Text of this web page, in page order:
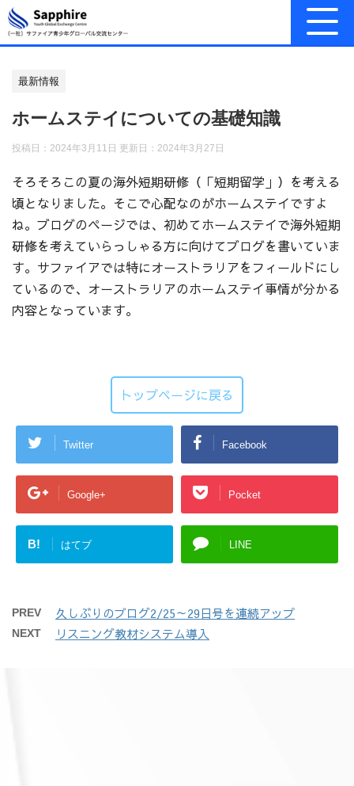
最新情報
ホームステイについての基礎知識
投稿日：2024年3月11日 更新日： 2024年3月27日
そろそろこの夏の海外短期研修（「短期留学」）を考える
頃となりました。そこで心配なのがホームステイですよ
ね。ブログのページでは、初めてホームステイで海外短期
研修を考えていらっしゃる方に向けてブログを書いていま
す。サファイアでは特にオーストラリアをフィールドにし
ているので、オーストラリアのホームステイ事情が分かる
内容となっています。
トップページに戻る
Twitter Facebook
Google+ Pocket
B! はてブ LINE
PREV 久しぶりのブログ2/25～29日号を連続アップ
NEXT リスニング教材システム導入